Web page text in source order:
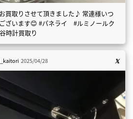
買取りさせて頂きました♪ 常連様いつ
ざいます😊 #パネライ #ルミノールク
時計買取り
2025/04/28